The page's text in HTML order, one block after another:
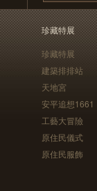
珍藏特展
珍藏特展
建築排排站
天地宮
安平追想1661
工藝大冒險
原住民儀式
原住民服飾